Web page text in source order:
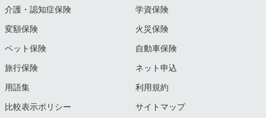
介護・認知症保険 学資保険
変額保険 火災保険
ペット保険 自動車保険
旅行保険 ネット申込
用語集 利用規約
比較表示ポリシー サイトマップ